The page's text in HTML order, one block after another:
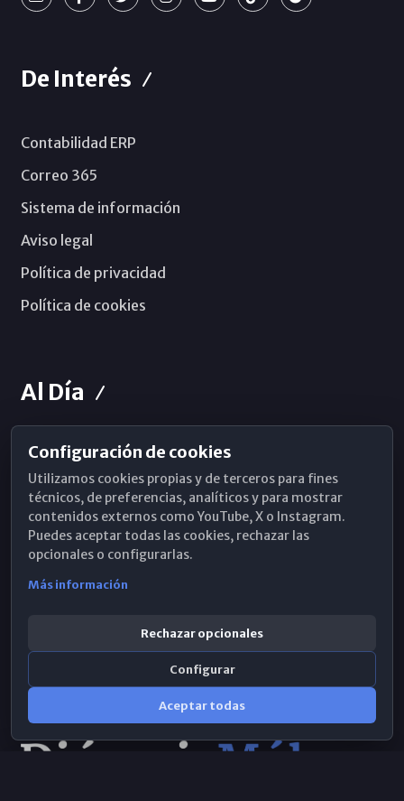
De Interés
Contabilidad ERP
Correo 365
Sistema de información
Aviso legal
Política de privacidad
Política de cookies
Al Día
Horarios de Misa
Hemeroteca
WhatsApp
Configuración de cookies
Utilizamos cookies propias y de terceros para fines
técnicos, de preferencias, analíticos y para mostrar
contenidos externos como YouTube, X o Instagram.
Puedes aceptar todas las cookies, rechazar las
opcionales o configurarlas.
Más información
Rechazar opcionales
Configurar
Aceptar todas